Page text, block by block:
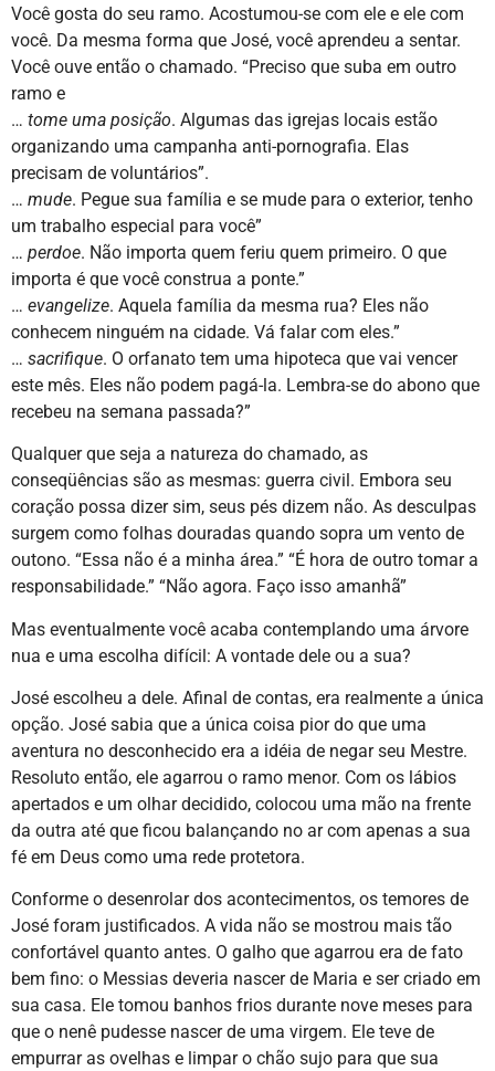
Você gosta do seu ramo. Acostumou-se com ele e ele com
você. Da mesma forma que José, você aprendeu a sentar.
Você ouve então o chamado. “Preciso que suba em outro
ramo e
… tome uma posição. Algumas das igrejas locais estão
organizando uma campanha anti-pornografia. Elas
precisam de voluntários”.
… mude. Pegue sua família e se mude para o exterior, tenho
um trabalho especial para você”
… perdoe. Não importa quem feriu quem primeiro. O que
importa é que você construa a ponte.”
… evangelize. Aquela família da mesma rua? Eles não
conhecem ninguém na cidade. Vá falar com eles.”
… sacrifique. O orfanato tem uma hipoteca que vai vencer
este mês. Eles não podem pagá-la. Lembra-se do abono que
recebeu na semana passada?”
Qualquer que seja a natureza do chamado, as
conseqüências são as mesmas: guerra civil. Embora seu
coração possa dizer sim, seus pés dizem não. As desculpas
surgem como folhas douradas quando sopra um vento de
outono. “Essa não é a minha área.” “É hora de outro tomar a
responsabilidade.” “Não agora. Faço isso amanhã”
Mas eventualmente você acaba contemplando uma árvore
nua e uma escolha difícil: A vontade dele ou a sua?
José escolheu a dele. Afinal de contas, era realmente a única
opção. José sabia que a única coisa pior do que uma
aventura no desconhecido era a idéia de negar seu Mestre.
Resoluto então, ele agarrou o ramo menor. Com os lábios
apertados e um olhar decidido, colocou uma mão na frente
da outra até que ficou balançando no ar com apenas a sua
fé em Deus como uma rede protetora.
Conforme o desenrolar dos acontecimentos, os temores de
José foram justificados. A vida não se mostrou mais tão
confortável quanto antes. O galho que agarrou era de fato
bem fino: o Messias deveria nascer de Maria e ser criado em
sua casa. Ele tomou banhos frios durante nove meses para
que o nenê pudesse nascer de uma virgem. Ele teve de
empurrar as ovelhas e limpar o chão sujo para que sua